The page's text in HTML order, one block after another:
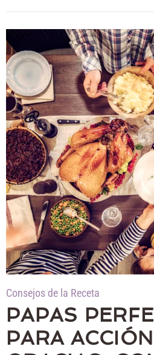
Consejos de la Receta
PAPAS
PARA